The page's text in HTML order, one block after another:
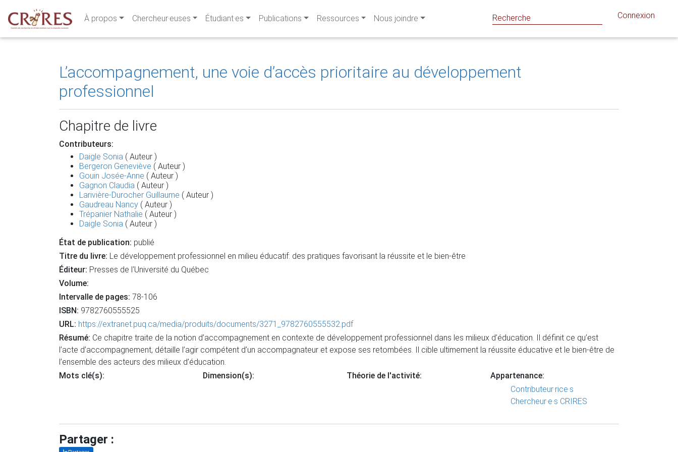
À propos Chercheur·euses Étudiant·es Publications Ressources Nous joindre Connexion
L’accompagnement, une voie d’accès prioritaire au développement
professionnel
Chapitre de livre
Contributeurs:
Daigle Sonia ( Auteur )
Bergeron Geneviève ( Auteur )
Gouin Josée-Anne ( Auteur )
Gagnon Claudia ( Auteur )
Larivière-Durocher Guillaume ( Auteur )
Gaudreau Nancy ( Auteur )
Trépanier Nathalie ( Auteur )
Daigle Sonia ( Auteur )
État de publication: publié
Titre du livre: Le développement professionnel en milieu éducatif: des pratiques favorisant la réussite et le bien-être
Éditeur: Presses de l'Université du Québec
Volume:
Intervalle de pages: 78-106
ISBN: 9782760555525
URL: https://extranet.puq.ca/media/produits/documents/3271_9782760555532.pdf
Résumé: Ce chapitre traite de la notion d’accompagnement en contexte de développement professionnel dans les milieux d’éducation. Il définit ce qu’est
l’acte d’accompagnement, détaille l’agir compétent d’un accompagnateur et expose ses retombées. Il cible ultimement la réussite éducative et le bien-être de
l’ensemble des acteurs des milieux d’éducation.
Mots clé(s):
Dimension(s): Théorie de l'activité:
Appartenance:
Contributeur·rice·s
Chercheur·e·s CRIRES
Partager :